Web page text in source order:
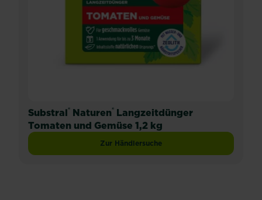
Substral® Naturen® Langzeitdünger
Tomaten und Gemüse 1,2 kg
Zur Händlersuche